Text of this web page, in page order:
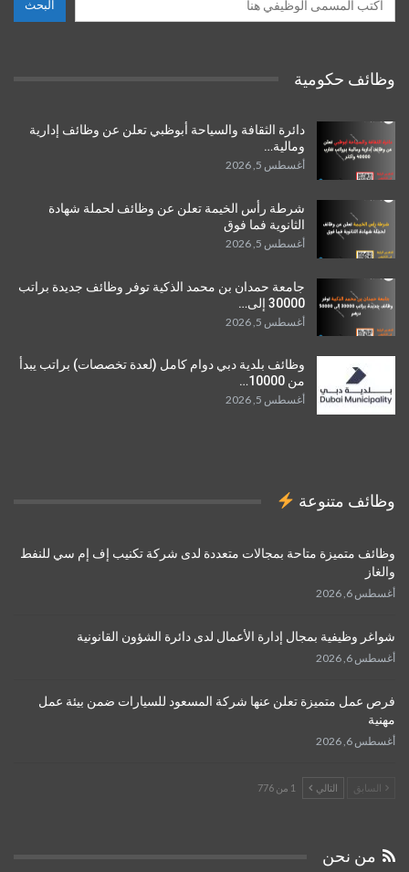
البحث
وظائف حكومية
دائرة الثقافة والسياحة أبوظبي تعلن عن وظائف إدارية
ومالية…
أغسطس 5, 2026
شرطة رأس الخيمة تعلن عن وظائف لحملة شهادة
الثانوية فما فوق
أغسطس 5, 2026
جامعة حمدان بن محمد الذكية توفر وظائف جديدة براتب
30000 إلى…
أغسطس 5, 2026
وظائف بلدية دبي دوام كامل (لعدة تخصصات) براتب يبدأ
من 10000…
أغسطس 5, 2026
وظائف متنوعة
وظائف متميزة متاحة بمجالات متعددة لدى شركة تكنيب إف إم سي للنفط
والغاز
أغسطس 6, 2026
شواغر وظيفية بمجال إدارة الأعمال لدى دائرة الشؤون القانونية
أغسطس 6, 2026
فرص عمل متميزة تعلن عنها شركة المسعود للسيارات ضمن بيئة عمل
مهنية
أغسطس 6, 2026
السابق التالي 1 من 776
من نحن